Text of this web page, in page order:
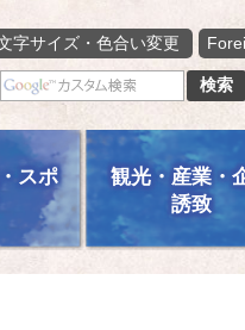
字サイズ・色合い変更
スポ
観光・産業・
誘致